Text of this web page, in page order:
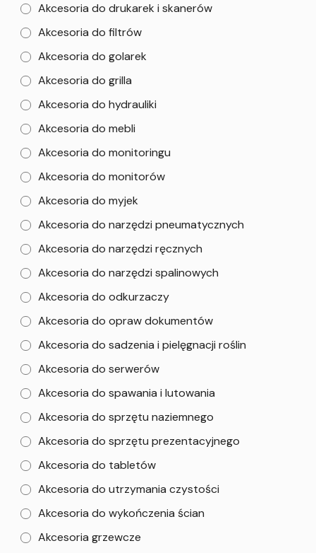
Akcesoria do drukarek i skanerów
Akcesoria do filtrów
Akcesoria do golarek
Akcesoria do grilla
Akcesoria do hydrauliki
Akcesoria do mebli
Akcesoria do monitoringu
Akcesoria do monitorów
Akcesoria do myjek
Akcesoria do narzędzi pneumatycznych
Akcesoria do narzędzi ręcznych
Akcesoria do narzędzi spalinowych
Akcesoria do odkurzaczy
Akcesoria do opraw dokumentów
Akcesoria do sadzenia i pielęgnacji roślin
Akcesoria do serwerów
Akcesoria do spawania i lutowania
Akcesoria do sprzętu naziemnego
Akcesoria do sprzętu prezentacyjnego
Akcesoria do tabletów
Akcesoria do utrzymania czystości
Akcesoria do wykończenia ścian
Akcesoria grzewcze